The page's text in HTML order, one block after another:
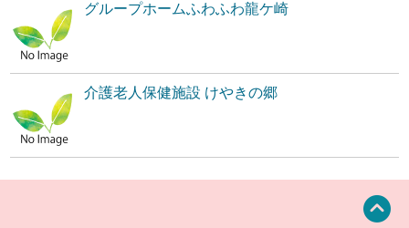
グループホームふわふわ龍ケ崎
介護老人保健施設 けやきの郷